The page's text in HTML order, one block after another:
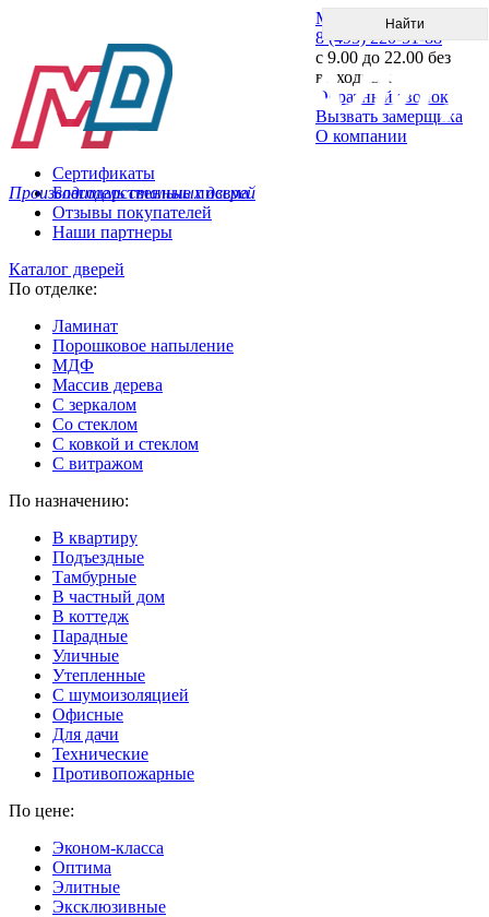
Производитель стальных дверей
Меню
8 (495) 220-51-88
с 9.00 до 22.00 без
выходных
Обратный звонок
Вызвать замерщика
О компании
Сертификаты
Благодарственные письма
Отзывы покупателей
Наши партнеры
Каталог дверей
По отделке:
Ламинат
Порошковое напыление
МДФ
Массив дерева
С зеркалом
Со стеклом
С ковкой и стеклом
С витражом
По назначению:
В квартиру
Подъездные
Тамбурные
В частный дом
В коттедж
Парадные
Уличные
Утепленные
C шумоизоляцией
Офисные
Для дачи
Технические
Противопожарные
По цене:
Эконом-класса
Оптима
Элитные
Эксклюзивные